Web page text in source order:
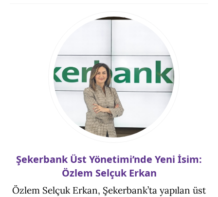
Şekerbank Üst Yönetimi’nde Yeni İsim:
Özlem Selçuk Erkan
Özlem Selçuk Erkan, Şekerbank’ta yapılan üst